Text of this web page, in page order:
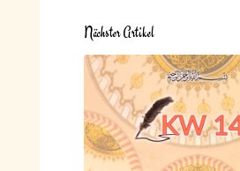
Nächster Artikel